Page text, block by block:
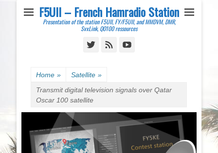
F5UII – French Hamradio Station
Presentation of the station F5UII, FY/F5UII, and MMDVM, DMR,
SvxLink, QO100 ressources
TwitterFeed
Home » Satellite »
Transmit digital television signals over Qatar
Oscar 100 satellite